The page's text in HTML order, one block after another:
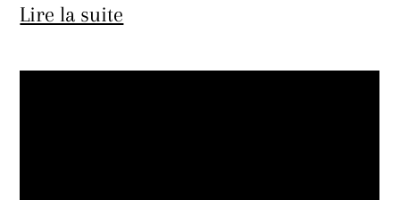
Lire la suite